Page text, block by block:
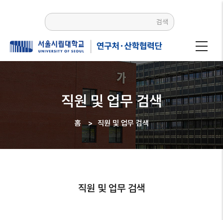
검색
직원 및 업무 검색
이동
경로
홈 > 직원 및 업무 검색
직원 및 업무 검색